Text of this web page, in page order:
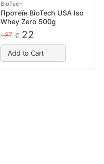
BioTech
Протеїн BioTech USA Iso
Whey Zero 500g
€27 € 22
Add to Cart